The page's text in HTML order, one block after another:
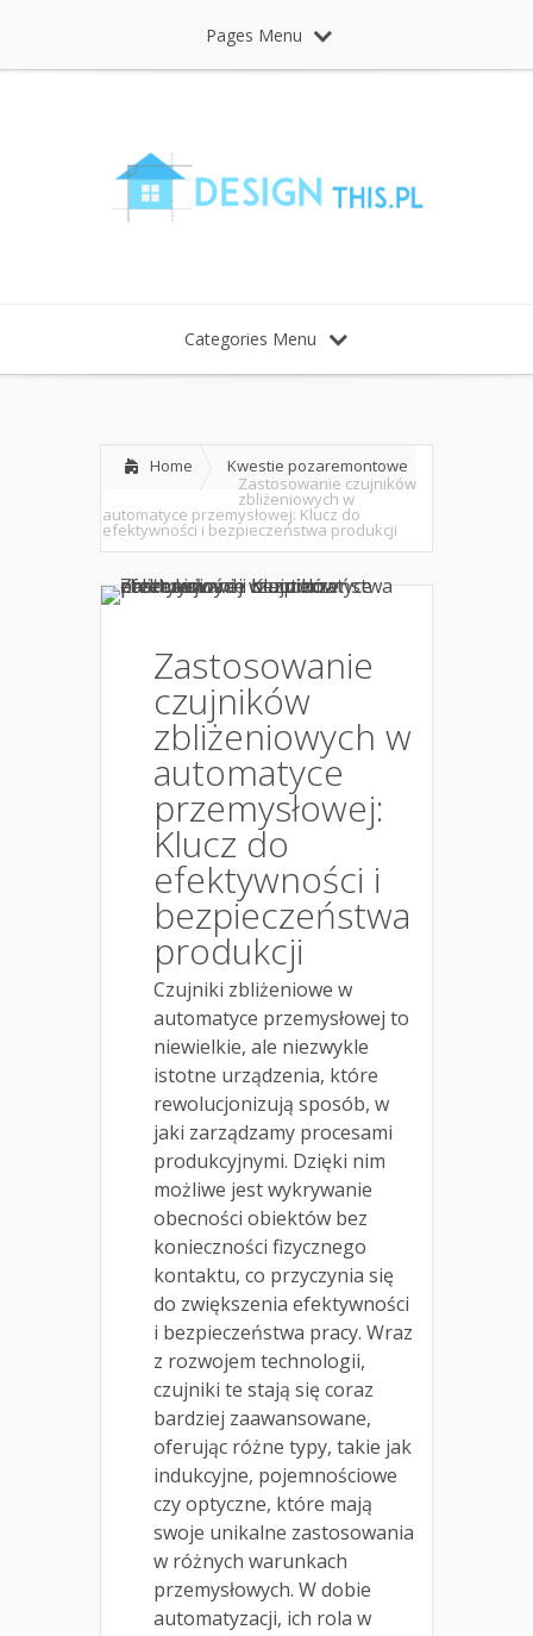
Pages Menu
Categories Menu
Home
Kwestie pozaremontowe
Zastosowanie czujników
zbliżeniowych w
automatyce przemysłowej: Klucz do
efektywności i bezpieczeństwa produkcji
Zastosowanie
czujników
zbliżeniowych w
automatyce
przemysłowej:
Klucz do
efektywności i
bezpieczeństwa
produkcji
Czujniki zbliżeniowe w
automatyce przemysłowej to
niewielkie, ale niezwykle
istotne urządzenia, które
rewolucjonizują sposób, w
jaki zarządzamy procesami
produkcyjnymi. Dzięki nim
możliwe jest wykrywanie
obecności obiektów bez
konieczności fizycznego
kontaktu, co przyczynia się
do zwiększenia efektywności
i bezpieczeństwa pracy. Wraz
z rozwojem technologii,
czujniki te stają się coraz
bardziej zaawansowane,
oferując różne typy, takie jak
indukcyjne, pojemnościowe
czy optyczne, które mają
swoje unikalne zastosowania
w różnych warunkach
przemysłowych. W dobie
automatyzacji, ich rola w